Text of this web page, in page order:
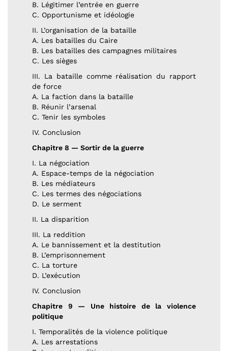
B. Légitimer l’entrée en guerre
C. Opportunisme et idéologie
II. L’organisation de la bataille
A. Les batailles du Caire
B. Les batailles des campagnes militaires
C. Les sièges
III. La bataille comme réalisation du rapport
de force
A. La faction dans la bataille
B. Réunir l’arsenal
C. Tenir les symboles
IV. Conclusion
Chapitre 8 — Sortir de la guerre
I. La négociation
A. Espace-temps de la négociation
B. Les médiateurs
C. Les termes des négociations
D. Le serment
II. La disparition
III. La reddition
A. Le bannissement et la destitution
B. L’emprisonnement
C. La torture
D. L’exécution
IV. Conclusion
Chapitre 9 — Une histoire de la violence
politique
I. Temporalités de la violence politique
A. Les arrestations